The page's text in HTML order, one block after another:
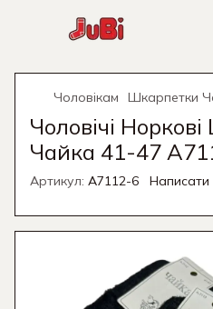
Чоловікам Шкарпетки
Чоловічі
Чайка 41-47
Артикул: А7112-6 Написати